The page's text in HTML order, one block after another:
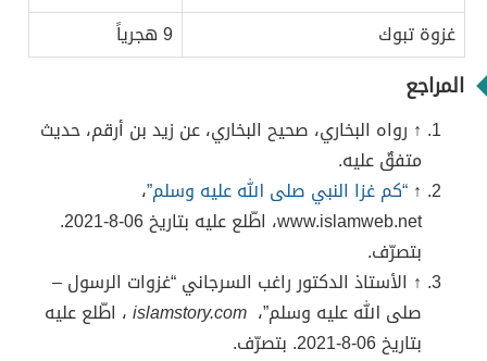
غزوة تبوك
9 هجرياً
المراجع
↑ رواه البخاري، صحيح البخاري، عن زيد بن أرقم، حديث
متفقٌ عليه.
↑ “كم غزا النبي صلى الله عليه وسلم”،
www.islamweb.net، اطّلع عليه بتاريخ 06-8-2021.
بتصرّف.
↑ الأستاذ الدكتور راغب السرجاني “غزوات الرسول –
صلى الله عليه وسلم”،
، اطّلع عليه
بتاريخ 06-8-2021. بتصرّف.